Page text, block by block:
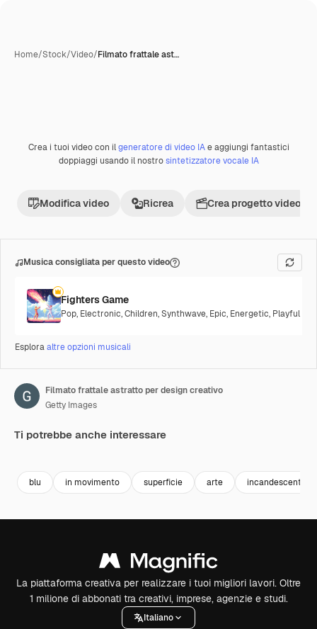
Home/Stock/Video/Filmato frattale ast…
Premium
Crea i tuoi video con ilgeneratore di video IAe aggiungi fantastici
doppiaggi usando il nostrosintetizzatore vocale IA
Modifica video Ricrea Crea progetto video
Musica consigliata per questo video
Fighters Game
Pop, Electronic,Children,Synthwave, Epic, Energetic, Playful
Esploraaltre opzioni musicali
Filmato frattale astratto per design creativo
Getty Images
Ti potrebbe anche interessare
blu in movimento superficie arte incandescente
La piattaforma creativa per realizzare i tuoi migliori lavori. Oltre
1 milione di abbonati tra creativi, imprese, agenzie e studi.
Italiano